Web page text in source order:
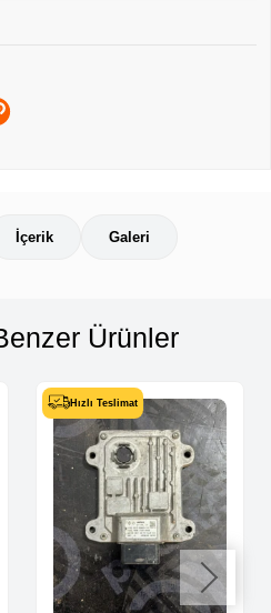
İçerik Galeri
Ürünler
Hızlı Teslimat